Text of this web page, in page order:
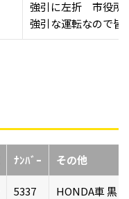
強引に左折 市役所
強引な運転なので皆
ﾅﾝﾊﾞｰ その他
5337
HONDA車 黒